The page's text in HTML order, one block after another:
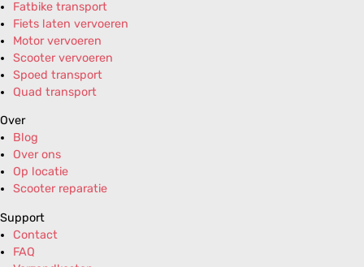
Fatbike transport
Fiets laten vervoeren
Motor vervoeren
Scooter vervoeren
Spoed transport
Quad transport
Over
Blog
Over ons
Op locatie
Scooter reparatie
Support
Contact
FAQ